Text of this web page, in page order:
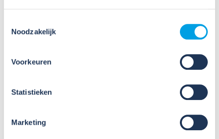
Noodzakelijk
Voorkeuren
Statistieken
Marketing
2026
tool: Werken met CHEPP (23
Sinds 1 oktober 2024 kunnen bedrijven die zijn
maken van de nieuwe RI&E-tool CHEPP, speciaal
voor de Installatietechniek. Het opstellen van een